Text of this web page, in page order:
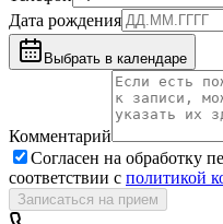
Дата рождения
Выбрать в календаре
Комментарий
Согласен на обработку
соответствии с политикой
Записаться на прием